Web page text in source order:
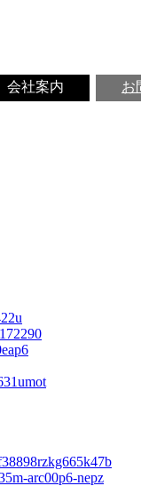
会社案内 お
arc00p6-nepz